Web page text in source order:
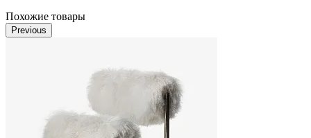
Похожие товары
Previous